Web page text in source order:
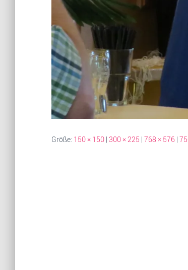
Größe: 150 × 150 | 300 × 225 | 768 × 576 |